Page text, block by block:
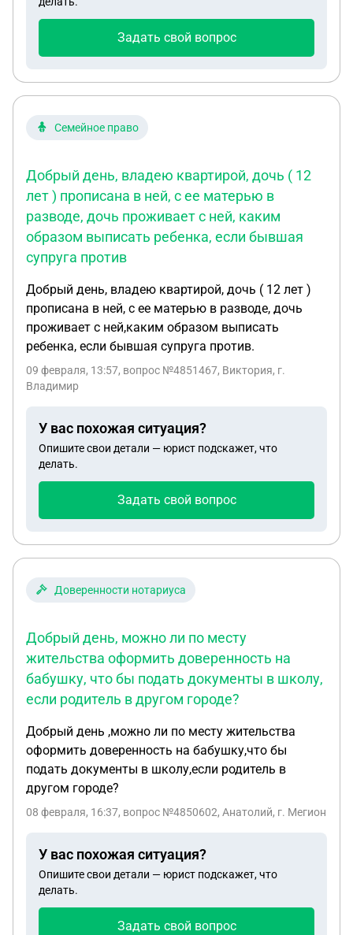
Задать свой вопрос
Семейное право
Добрый день, владею квартирой, дочь ( 12
лет ) прописана в ней, с ее матерью в
разводе, дочь проживает с ней, каким
образом выписать ребенка, если бывшая
супруга против
Добрый день, владею квартирой, дочь ( 12 лет )
прописана в ней, с ее матерью в разводе, дочь
проживает с ней,каким образом выписать
ребенка, если бывшая супруга против.
09 февраля, 13:57, вопрос №4851467, Виктория, г.
Владимир
У вас похожая ситуация?
Опишите свои детали — юрист подскажет, что
делать.
Задать свой вопрос
Доверенности нотариуса
Добрый день, можно ли по месту
жительства оформить доверенность на
бабушку, что бы подать документы в школу,
если родитель в другом городе?
Добрый день ,можно ли по месту жительства
оформить доверенность на бабушку,что бы
подать документы в школу,если родитель в
другом городе?
08 февраля, 16:37, вопрос №4850602, Анатолий, г. Мегион
У вас похожая ситуация?
Опишите свои детали — юрист подскажет, что
делать.
Задать свой вопрос